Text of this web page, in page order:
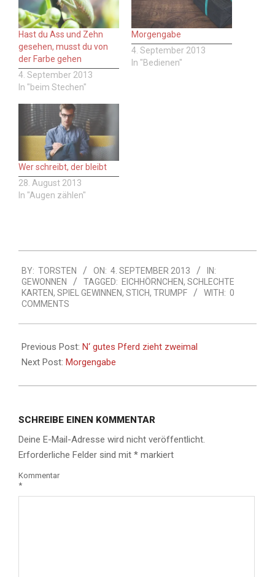
Hast du Ass und Zehn
gesehen, musst du von
der Farbe gehen
4. September 2013
In "beim Stechen"
Morgengabe
4. September 2013
In "Bedienen"
Wer schreibt, der bleibt
28. August 2013
In "Augen zählen"
09-
04
BY: TORSTEN ON: 4. SEPTEMBER 2013
IN:
GEWONNEN
TAGGED: EICHHÖRNCHEN, SCHLECHTE
KARTEN, SPIEL GEWINNEN, STICH, TRUMPF WITH: 0
COMMENTS
Previous Post: N‘ gutes Pferd zieht zweimal
Next Post: Morgengabe
SCHREIBE EINEN KOMMENTAR
Deine E-Mail-Adresse wird nicht veröffentlicht.
Erforderliche Felder sind mit * markiert
Kommentar
*